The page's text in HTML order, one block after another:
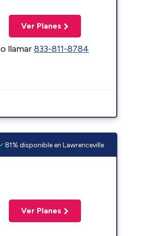
Ver Planes
o llamar833-811-8784
81% disponible en Lawrenceville
Ver Planes